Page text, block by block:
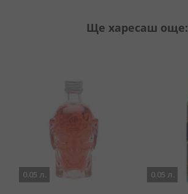
Ще харесаш още:
0.05 л. 0.05 л.